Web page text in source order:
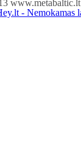
www.metabaltic.lt